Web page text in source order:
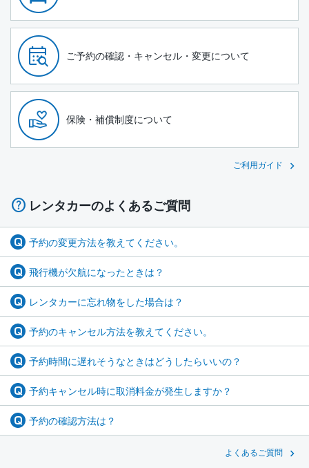
ご予約の確認・キャンセル・変更について
保険・補償制度について
ご利用ガイド
レンタカーのよくあるご質問
予約の変更方法を教えてください。
飛行機が欠航になったときは？
レンタカーに忘れ物をした場合は？
予約のキャンセル方法を教えてください。
予約時間に遅れそうなときはどうしたらいいの？
予約キャンセル時に取消料金が発生しますか？
予約の確認方法は？
よくあるご質問